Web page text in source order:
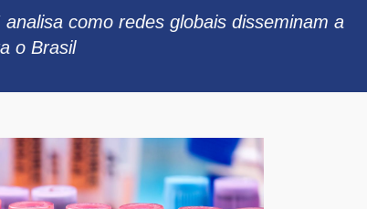
como redes globais disseminam a
o Brasil